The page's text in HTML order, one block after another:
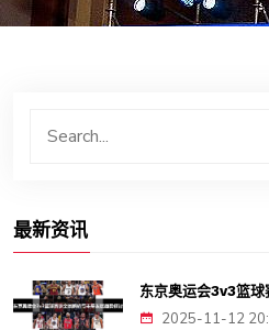
最新资讯
东京奥运会3v3篮
2025-11-12